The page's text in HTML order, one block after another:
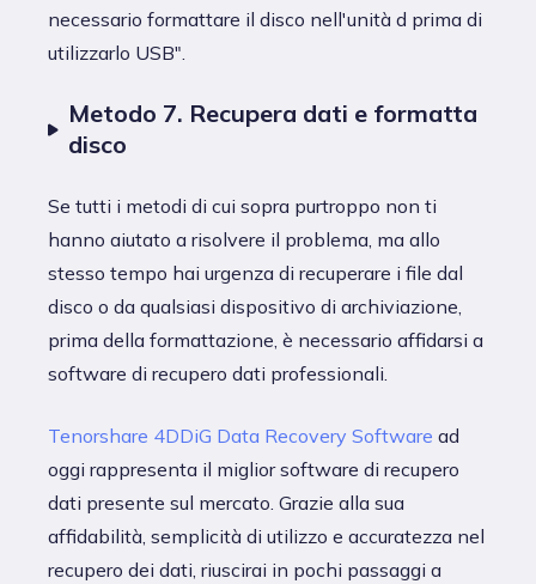
necessario formattare il disco nell'unità d prima di
utilizzarlo USB".
Metodo 7. Recupera dati e formatta
disco
Se tutti i metodi di cui sopra purtroppo non ti
hanno aiutato a risolvere il problema, ma allo
stesso tempo hai urgenza di recuperare i file dal
disco o da qualsiasi dispositivo di archiviazione,
prima della formattazione, è necessario affidarsi a
software di recupero dati professionali.
Tenorshare 4DDiG Data Recovery Software ad
oggi rappresenta il miglior software di recupero
dati presente sul mercato. Grazie alla sua
affidabilità, semplicità di utilizzo e accuratezza nel
recupero dei dati, riuscirai in pochi passaggi a